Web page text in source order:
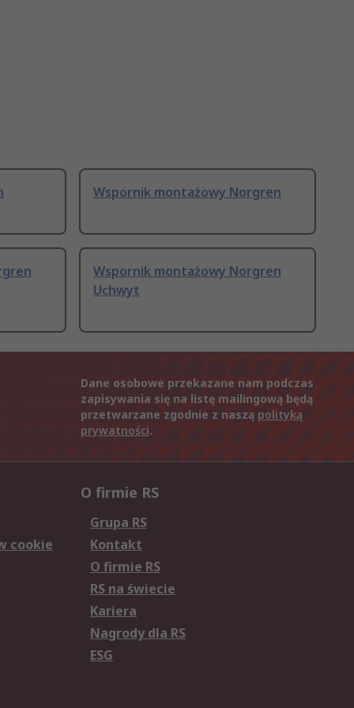
Wspornik montażowy Norgren
Wspornik montażowy Norgren
Uchwyt
Dane osobowe przekazane nam podczas
zapisywania się na listę mailingową będą
przetwarzane zgodnie z naszą polityką
prywatności.
cookie
O firmie RS
Grupa RS
Kontakt
O firmie RS
RS na świecie
Kariera
Nagrody dla RS
ESG